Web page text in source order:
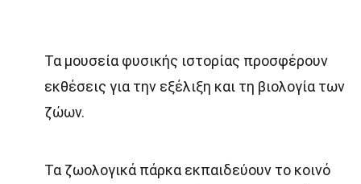
Τα μουσεία φυσικής ιστορίας προσφέρουν
εκθέσεις για την εξέλιξη και τη βιολογία των
ζώων.
Τα ζωολογικά πάρκα εκπαιδεύουν το κοινό